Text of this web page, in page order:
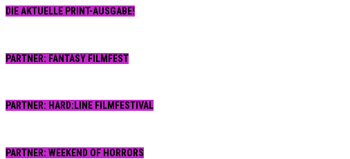
DIE AKTUELLE PRINT-AUSGABE!
PARTNER: FANTASY FILMFEST
PARTNER: HARD:LINE FILMFESTIVAL
PARTNER: WEEKEND OF HORRORS